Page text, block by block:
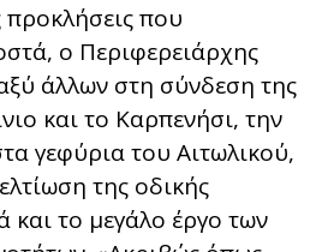
προκλήσεις που
ο Περιφερειάρχης
άλλων στη σύνδεση της
και το Καρπενήσι, την
γεφύρια του Αιτωλικού,
της οδικής
το μεγάλο έργο των